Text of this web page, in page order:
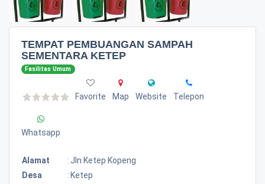
TEMPAT PEMBUANGAN SAMPAH
SEMENTARA KETEP
Fasilitas Umum
Favorite Map Website Telepon
Whatsapp
Alamat : Jln Ketep Kopeng
Desa
: Ketep